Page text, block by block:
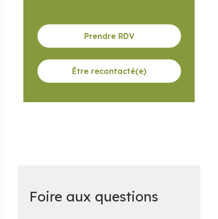
Prendre RDV
Être recontacté(e)
Foire aux questions